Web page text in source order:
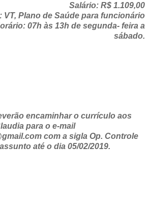
Salário: R$ 1.109,00
VT, Plano de Saúde para funcionário
07h às 13h de segunda- feira a
sábado.
encaminhar o currículo aos
para o e-mail
com a sigla Op. Controle
até o dia 05/02/2019.